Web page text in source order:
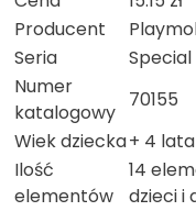
Producent
Seria
Special
Numer
katalogowy
70155
Wiek dziecka+ 4 lata
Ilość
elementów
14
dzieci i